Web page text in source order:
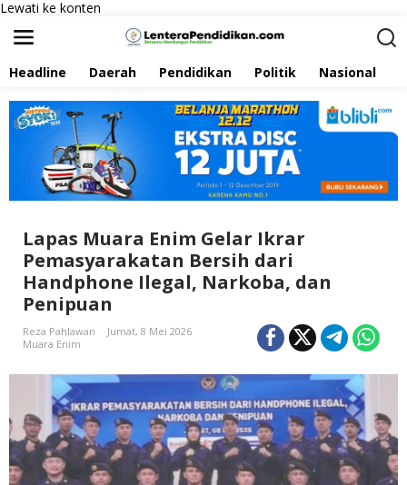
Lewati ke konten
Headline Daerah Pendidikan Politik Nasional
Lapas Muara Enim Gelar Ikrar
Pemasyarakatan Bersih dari
Handphone Ilegal, Narkoba, dan
Penipuan
Reza Pahlawan
Jumat, 8 Mei 2026
Muara Enim